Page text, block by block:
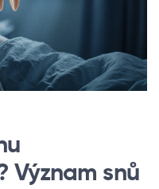
Význam snů